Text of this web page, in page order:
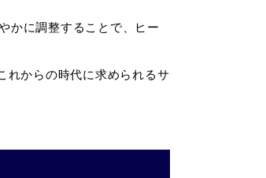
かに調整することで、ヒー
れからの時代に求められるサ